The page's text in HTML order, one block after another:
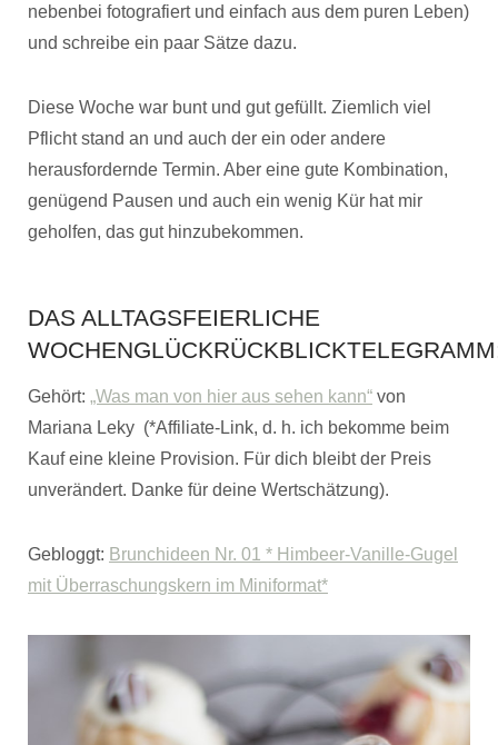
nebenbei fotografiert und einfach aus dem puren Leben)
und schreibe ein paar Sätze dazu.
Diese Woche war bunt und gut gefüllt. Ziemlich viel
Pflicht stand an und auch der ein oder andere
herausfordernde Termin. Aber eine gute Kombination,
genügend Pausen und auch ein wenig Kür hat mir
geholfen, das gut hinzubekommen.
DAS ALLTAGSFEIERLICHE
Gehört: „Was man von hier aus sehen kann“ von
Mariana Leky (*Affiliate-Link, d. h. ich bekomme beim
Kauf eine kleine Provision. Für dich bleibt der Preis
unverändert. Danke für deine Wertschätzung).
Gebloggt: Brunchideen Nr. 01 * Himbeer-Vanille-Gugel
mit Überraschungskern im Miniformat*